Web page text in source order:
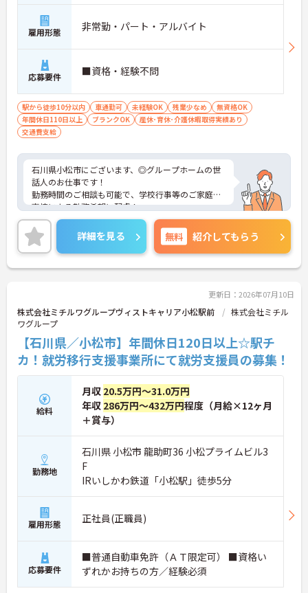
雇用形態 非常勤・パート・アルバイト
応募要件 ■資格・経験不問
駅から徒歩10分以内 車通勤可 未経験OK 残業少なめ
無資格OK
年間休日110日以上
ブランクOK
産休･育休･介護休暇取得実績あり
交通費支給
石川県小松市にございます、◎グループホームの世
話人のお仕事です！
勤務時間のご相談も可能で、学校行事等のご家庭の
事情による勤務希望に配慮！
月1～2回程度、勤務時間内に全職員対象の院内研修
があり、また各種院外研修もあるなど、非常に勉強
になる環境です◎
ご興味のある方は、マイナビ介護士までお問い合わ
せください。
詳細を見る 無料 紹介してもらう
更新日：2026年07月10日
株式会社ミチルワグループヴィストキャリア小松駅前
株式会社ミチル
ワグループ
【石川県／小松市】年間休日120日以上☆駅チ
カ！就労移行支援事業所にて就労支援員の募集！
給料
月収 20.5万円～31.0万円
年収 286万円～432万円程度（月給×12ヶ月
＋賞与）
勤務地
石川県 小松市 龍助町36 小松プライムビル3
F
IRいしかわ鉄道「小松駅」徒歩5分
雇用形態 正社員(正職員)
応募要件
■普通自動車免許（ＡＴ限定可） ■資格い
ずれかお持ちの方／経験必須